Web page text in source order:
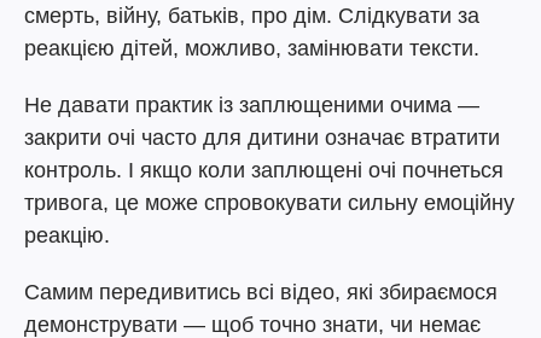
смерть, війну, батьків, про дім. Слідкувати за
реакцією дітей, можливо, замінювати тексти.
Не давати практик із заплющеними очима —
закрити очі часто для дитини означає втратити
контроль. І якщо коли заплющені очі почнеться
тривога, це може спровокувати сильну емоційну
реакцію.
Самим передивитись всі відео, які збираємося
демонструвати — щоб точно знати, чи немає